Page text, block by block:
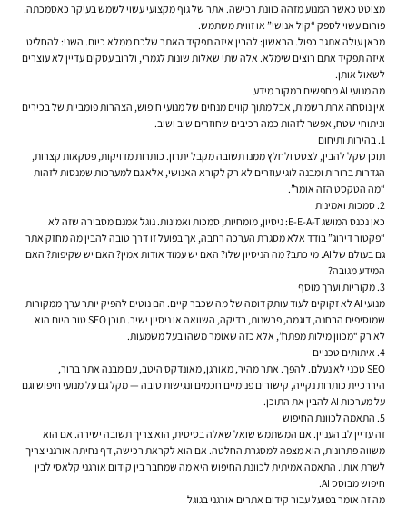
מצוטט כאשר המנוע מזהה כוונת רכישה. אתר של גוף מקצועי עשוי לשמש בעיקר כאסמכתה.
פורום עשוי לספק “קול אנושי” או זווית משתמש.
מכאן עולה אתגר כפול. הראשון: להבין איזה תפקיד האתר שלכם ממלא כיום. השני: להחליט
איזה תפקיד אתם רוצים שימלא. אלה שתי שאלות שונות לגמרי, ולרוב עסקים עדיין לא עוצרים
לשאול אותן.
מה מנועי AI מחפשים במקור מידע
אין נוסחה אחת רשמית, אבל מתוך קווים מנחים של מנועי חיפוש, הצהרות פומביות של בכירים
וניתוחי שטח, אפשר לזהות כמה רכיבים שחוזרים שוב ושוב.
1. בהירות ותיחום
תוכן שקל להבין, לצטט ולחלץ ממנו תשובה מקבל יתרון. כותרות מדויקות, פסקאות קצרות,
הגדרות ברורות ומבנה לוגי עוזרים לא רק לקורא האנושי, אלא גם למערכות שמנסות לזהות
“מה הטקסט הזה אומר”.
2. סמכות ואמינות
כאן נכנס המושג E-E-A-T: ניסיון, מומחיות, סמכות ואמינות. גוגל אמנם מסבירה שזה לא
“פקטור דירוג” בודד אלא מסגרת הערכה רחבה, אך בפועל זו דרך טובה להבין מה מחזק אתר
גם בעולם של AI. מי כתב? מה הניסיון שלו? האם יש עמוד אודות אמין? האם יש שקיפות? האם
המידע מגובה?
3. מקוריות וערך מוסף
מנועי AI לא זקוקים לעוד עותק דומה של מה שכבר קיים. הם נוטים להפיק יותר ערך ממקורות
שמוסיפים הבחנה, דוגמה, פרשנות, בדיקה, השוואה או ניסיון ישיר. תוכן SEO טוב היום הוא
לא רק “מכוון מילות מפתח”, אלא כזה שאומר משהו בעל משמעות.
4. איתותים טכניים
SEO טכני לא נעלם. להפך. אתר מהיר, מאורגן, מאונדקס היטב, עם מבנה אתר ברור,
היררכיית כותרות נקייה, קישורים פנימיים חכמים ונגישות טובה — מקל גם על מנועי חיפוש וגם
על מערכות AI להבין את התוכן.
5. התאמה לכוונת החיפוש
זה עדיין לב העניין. אם המשתמש שואל שאלה בסיסית, הוא צריך תשובה ישירה. אם הוא
משווה פתרונות, הוא מצפה למסגרת החלטה. אם הוא לקראת רכישה, דף נחיתה אורגני צריך
לשרת אותו. התאמה אמיתית לכוונת החיפוש היא מה שמחבר בין קידום אורגני קלאסי לבין
חיפוש מבוסס AI.
מה זה אומר בפועל עבור קידום אתרים אורגני בגוגל